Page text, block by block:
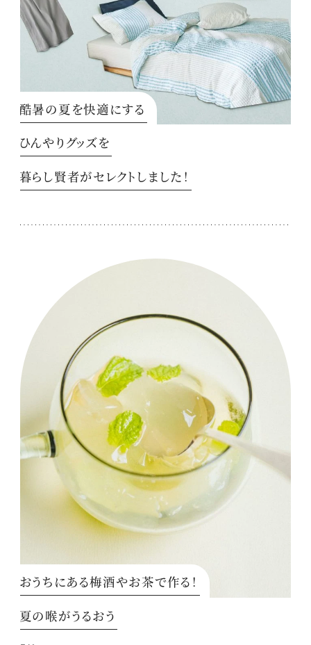
酷暑の夏を快適にする
ひんやりグッズを
暮らし賢者がセレクトしました！
おうちにある梅酒やお茶で作る！
夏の喉がうるおう